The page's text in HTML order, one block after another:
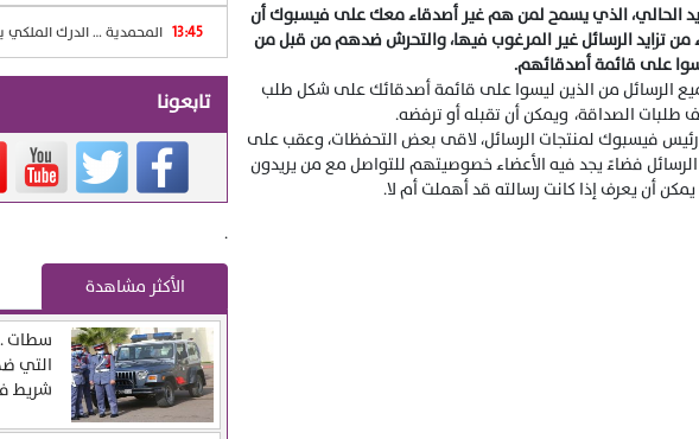
الحالي، الذي يسمح لمن هم غير أصدقاء معك على فيسبوك أن
من تزايد الرسائل غير المرغوب فيها، والتحرش ضدهم من قبل من
على قائمة أصدقائهم.
الرسائل من الذين ليسوا على قائمة أصدقائك على شكل طلب
طلبات الصداقة، ويمكن أن تقبله أو ترفضه.
رئيس فيسبوك لمنتجات الرسائل، لاقى بعض التحفظات، وعقب على
فضاءً يجد فيه الأعضاء خصوصيتهم للتواصل مع من يريدون
أن يعرف إذا كانت رسالته قد أهملت أم لا.
13:45 المحمدية … الدرك
تابعونا
.
الأكثر مشاهدة
سطات
التي
شريط